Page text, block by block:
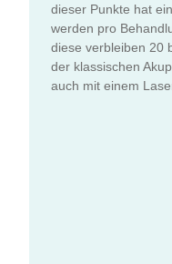
dieser Punkte hat
werden pro
diese verbleiben 20
der klassischen
auch mit einem